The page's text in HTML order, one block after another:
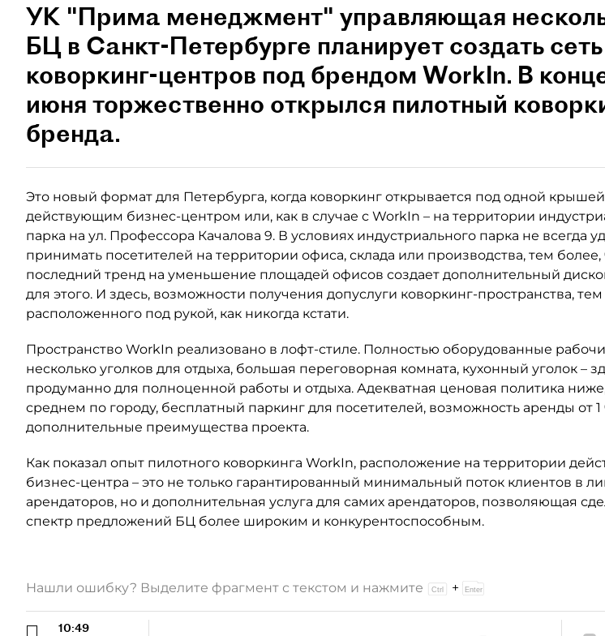
УК "Прима менеджмент" управляющая
БЦ в Санкт-Петербурге планирует создать сеть
коворкинг-центров под брендом WorkIn. В
июня торжественно открылся пилотный
бренда.
Это новый формат для Петербурга, когда коворкинг открывается под одной
действующим бизнес-центром или, как в случае с WorkIn – на территории
парка на ул. Профессора Качалова 9. В условиях индустриального парка не всегда
принимать посетителей на территории офиса, склада или производства, тем более,
последний тренд на уменьшение площадей офисов создает дополнительный
для этого. И здесь, возможности получения допуслуги коворкинг-пространства,
расположенного под рукой, как никогда кстати.
Пространство WorkIn реализовано в лофт-стиле. Полностью оборудованные
несколько уголков для отдыха, большая переговорная комната, кухонный уголок –
продуманно для полноценной работы и отдыха. Адекватная ценовая политика
среднем по городу, бесплатный паркинг для посетителей, возможность аренды от 1
дополнительные преимущества проекта.
Как показал опыт пилотного коворкинга WorkIn, расположение на территории
бизнес-центра – это не только гарантированный минимальный поток клиентов в
арендаторов, но и дополнительная услуга для самих арендаторов, позволяющая
спектр предложений БЦ более широким и конкурентоспособным.
Нашли ошибку? Выделите фрагмент с текстом и нажмите +
10:49